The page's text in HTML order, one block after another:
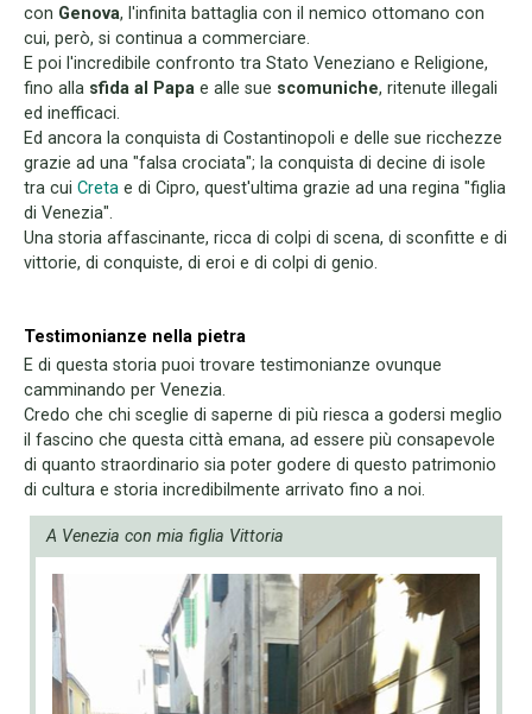
con Genova, l'infinita battaglia con il nemico ottomano con
cui, però, si continua a commerciare.
E poi l'incredibile confronto tra Stato Veneziano e Religione,
fino alla sfida al Papa e alle sue scomuniche, ritenute illegali
ed inefficaci.
Ed ancora la conquista di Costantinopoli e delle sue ricchezze
grazie ad una "falsa crociata"; la conquista di decine di isole
tra cui Creta e di Cipro, quest'ultima grazie ad una regina "figlia
di Venezia".
Una storia affascinante, ricca di colpi di scena, di sconfitte e di
vittorie, di conquiste, di eroi e di colpi di genio.
Testimonianze nella pietra
E di questa storia puoi trovare testimonianze ovunque
camminando per Venezia.
Credo che chi sceglie di saperne di più riesca a godersi meglio
il fascino che questa città emana, ad essere più consapevole
di quanto straordinario sia poter godere di questo patrimonio
di cultura e storia incredibilmente arrivato fino a noi.
A Venezia con mia figlia Vittoria